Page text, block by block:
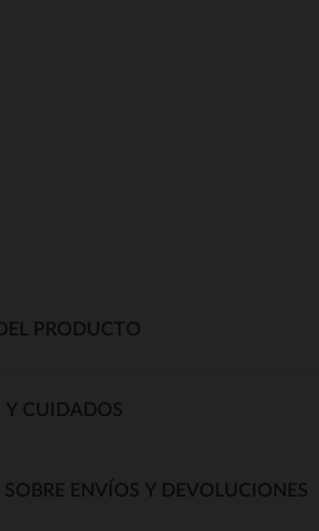
PRODUCTO
CUIDADOS
ENVÍOS Y DEVOLUCIONES